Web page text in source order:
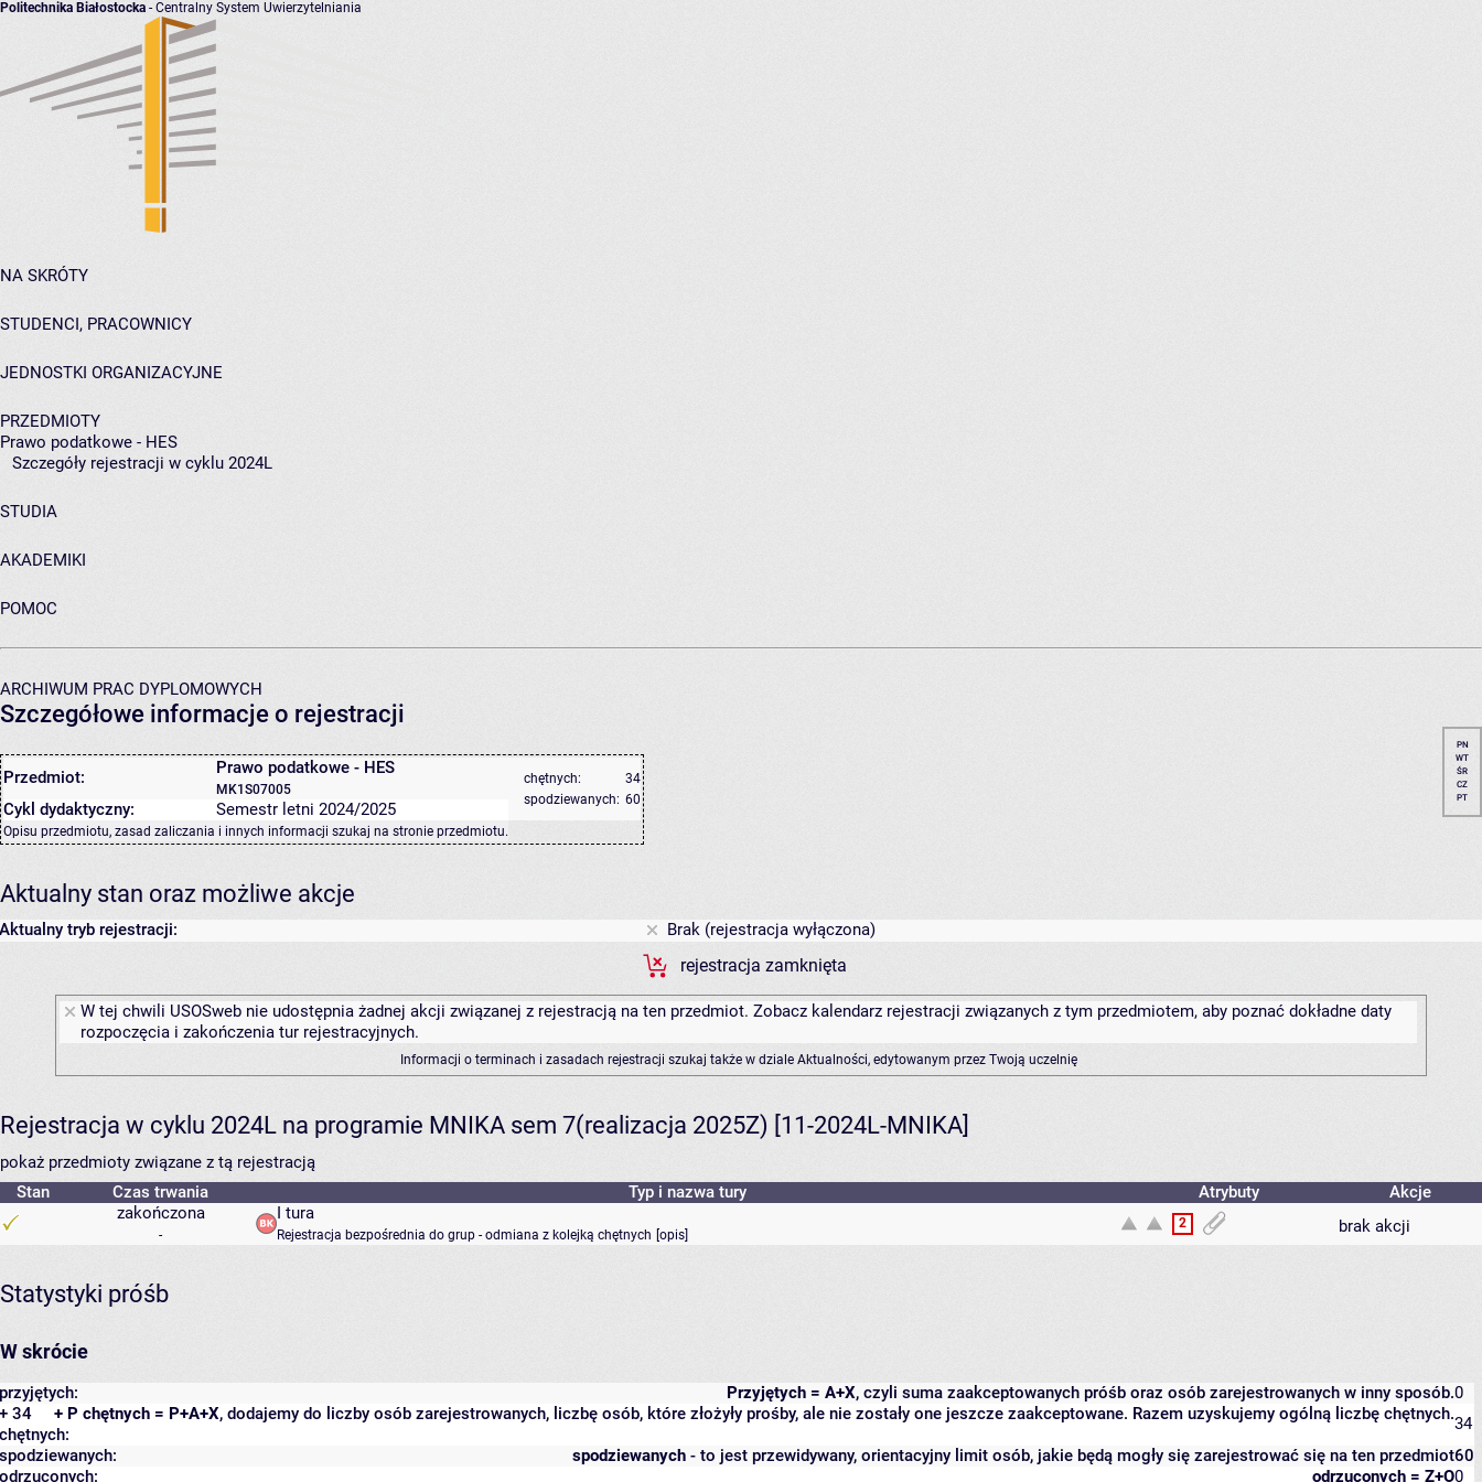
Politechnika Białostocka - Centralny System Uwierzytelniania
NA SKRÓTY
STUDENCI, PRACOWNICY
JEDNOSTKI ORGANIZACYJNE
PRZEDMIOTY
Prawo podatkowe - HES
Szczegóły rejestracji w cyklu 2024L
STUDIA
AKADEMIKI
POMOC
ARCHIWUM PRAC DYPLOMOWYCH
Szczegółowe informacje o rejestracji
Przedmiot: Prawo podatkowe - HES
MK1S07005
chętnych:
34
spodziewanych: 60
Cykl dydaktyczny: Semestr letni 2024/2025
Opisu przedmiotu, zasad zaliczania i innych informacji szukaj na stronie przedmiotu.
PN
WT
ŚR
CZ
PT
Aktualny stan oraz możliwe akcje
Aktualny tryb rejestracji:
Brak (rejestracja wyłączona)
rejestracja zamknięta
W tej chwili USOSweb nie udostępnia żadnej akcji związanej z rejestracją na ten przedmiot. Zobacz kalendarz rejestracji związanych z tym przedmiotem, aby poznać dokładne daty
rozpoczęcia i zakończenia tur rejestracyjnych.
Informacji o terminach i zasadach rejestracji szukaj także w dziale Aktualności, edytowanym przez Twoją uczelnię
Rejestracja w cyklu 2024L na programie MNIKA sem 7(realizacja 2025Z) [11-2024L-MNIKA]
pokaż przedmioty związane z tą rejestracją
Stan
Czas trwania Typ i nazwa tury Atrybuty
Akcje
zakończona
-
I tura
Rejestracja bezpośrednia do grup - odmiana z kolejką chętnych [opis]
2 brak akcji
Statystyki próśb
W skrócie
Przyjętych = A+X, czyli suma zaakceptowanych próśb oraz osób zarejestrowanych w inny sposób.
przyjętych:
0
+ P chętnych = P+A+X, dodajemy do liczby osób zarejestrowanych, liczbę osób, które złożyły prośby, ale nie zostały one jeszcze zaakceptowane. Razem uzyskujemy ogólną liczbę chętnych.
+ 34
chętnych:
34
spodziewanych - to jest przewidywany, orientacyjny limit osób, jakie będą mogły się zarejestrować się na ten przedmiot
spodziewanych:
60
odrzuconych = Z+O
odrzuconych: 0